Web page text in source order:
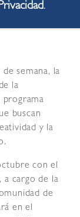
de
semana, la
la
programa
buscan
y la
con el
a cargo de la
de
en el
.